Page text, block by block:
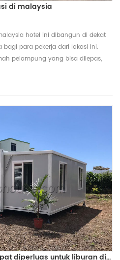
di malaysia
hotel ini dibangun di dekat
para pekerja dari lokasi ini.
pelampung yang bisa dilepas,
menyelesaikannya. Setiap
tidur; rincian tentang rumah
baja : tabung persegi dan pelat
eps 50mm / panel sandwich
0,376 / 0,426 / 0,476mm warna
pilihan atap: Panel sandwich eps
lembaran baja 0,326 / 0,376 /
panel sandwich 50k / rock
/ 0,426 / 0,476mm dengan kunci /
aluminium, pintu geser pvc
mgo / lantai opsional dinding
kelongsong wpc listrik: standar
3 jam hambatan angin: kecepatan
kelas 7 Kapasitas beban salju
hidup atap: 0.6kn / m2 dinding
rumah kontainer yang dapat diperluas untuk liburan di polynesia perancis